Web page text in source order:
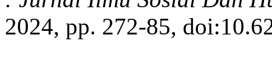
2024, pp. 272-85,